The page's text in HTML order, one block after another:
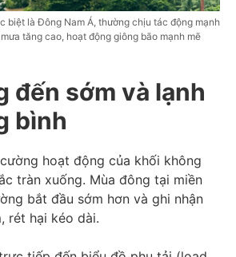
biệt là Đông Nam Á, thường chịu tác động mạnh
tăng cao, hoạt động giông bão mạnh mẽ
đến sớm và lạnh
bình
hoạt động của khối không
tràn xuống. Mùa đông tại miền
bắt đầu sớm hơn và ghi nhận
rét hại kéo dài.